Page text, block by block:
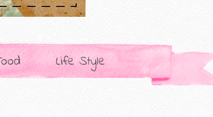
Life Style